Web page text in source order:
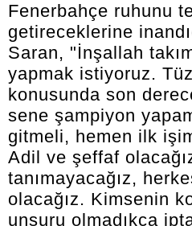
Fenerbahçe ruhunu
getireceklerine
Saran, "İnşallah
yapmak istiyoruz.
konusunda son
sene şampiyon
gitmeli, hemen ilk
Adil ve şeffaf
tanımayacağız,
olacağız. Kimsenin
unsuru olmadıkça